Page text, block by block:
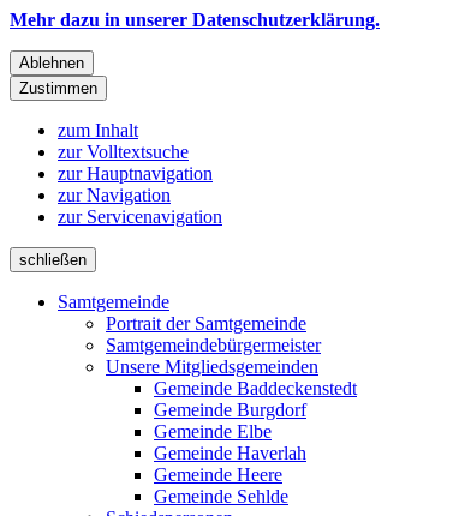
Mehr dazu in unserer Datenschutzerklärung.
Ablehnen
Zustimmen
zum Inhalt
zur Volltextsuche
zur Hauptnavigation
zur Navigation
zur Servicenavigation
schließen
Samtgemeinde
Portrait der Samtgemeinde
Samtgemeindebürgermeister
Unsere Mitgliedsgemeinden
Gemeinde Baddeckenstedt
Gemeinde Burgdorf
Gemeinde Elbe
Gemeinde Haverlah
Gemeinde Heere
Gemeinde Sehlde